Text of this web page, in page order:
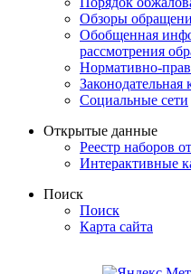
Обзоры
Обобщенная
рассмотрения
Нормативно-
Законодательная
Социальные сети
Открытые данные
Реестр наборов
Интерактивные
Поиск
Поиск
Карта сайта